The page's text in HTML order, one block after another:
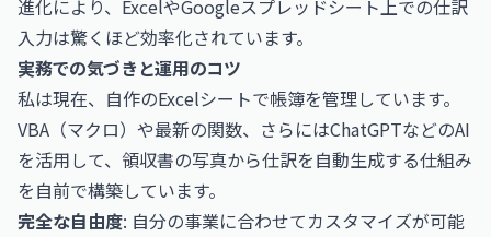
進化により、ExcelやGoogleスプレッドシート上での仕訳
入力は驚くほど効率化されています。
実務での気づきと運用のコツ
私は現在、自作のExcelシートで帳簿を管理しています。
VBA（マクロ）や最新の関数、さらにはChatGPTなどのAI
を活用して、領収書の写真から仕訳を自動生成する仕組み
を自前で構築しています。
完全な自由度: 自分の事業に合わせてカスタマイズが可能